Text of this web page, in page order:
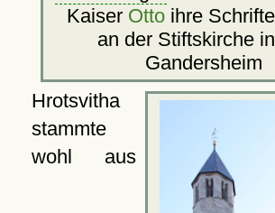
Kaiser Otto ihre
an der Stiftskirche
Gandersheim
Hrotsvitha
stammte
wohl aus